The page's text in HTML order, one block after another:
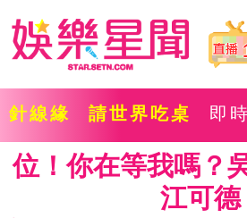
針線緣 請世界吃桌 即時
位！你在等我嗎？
江可德